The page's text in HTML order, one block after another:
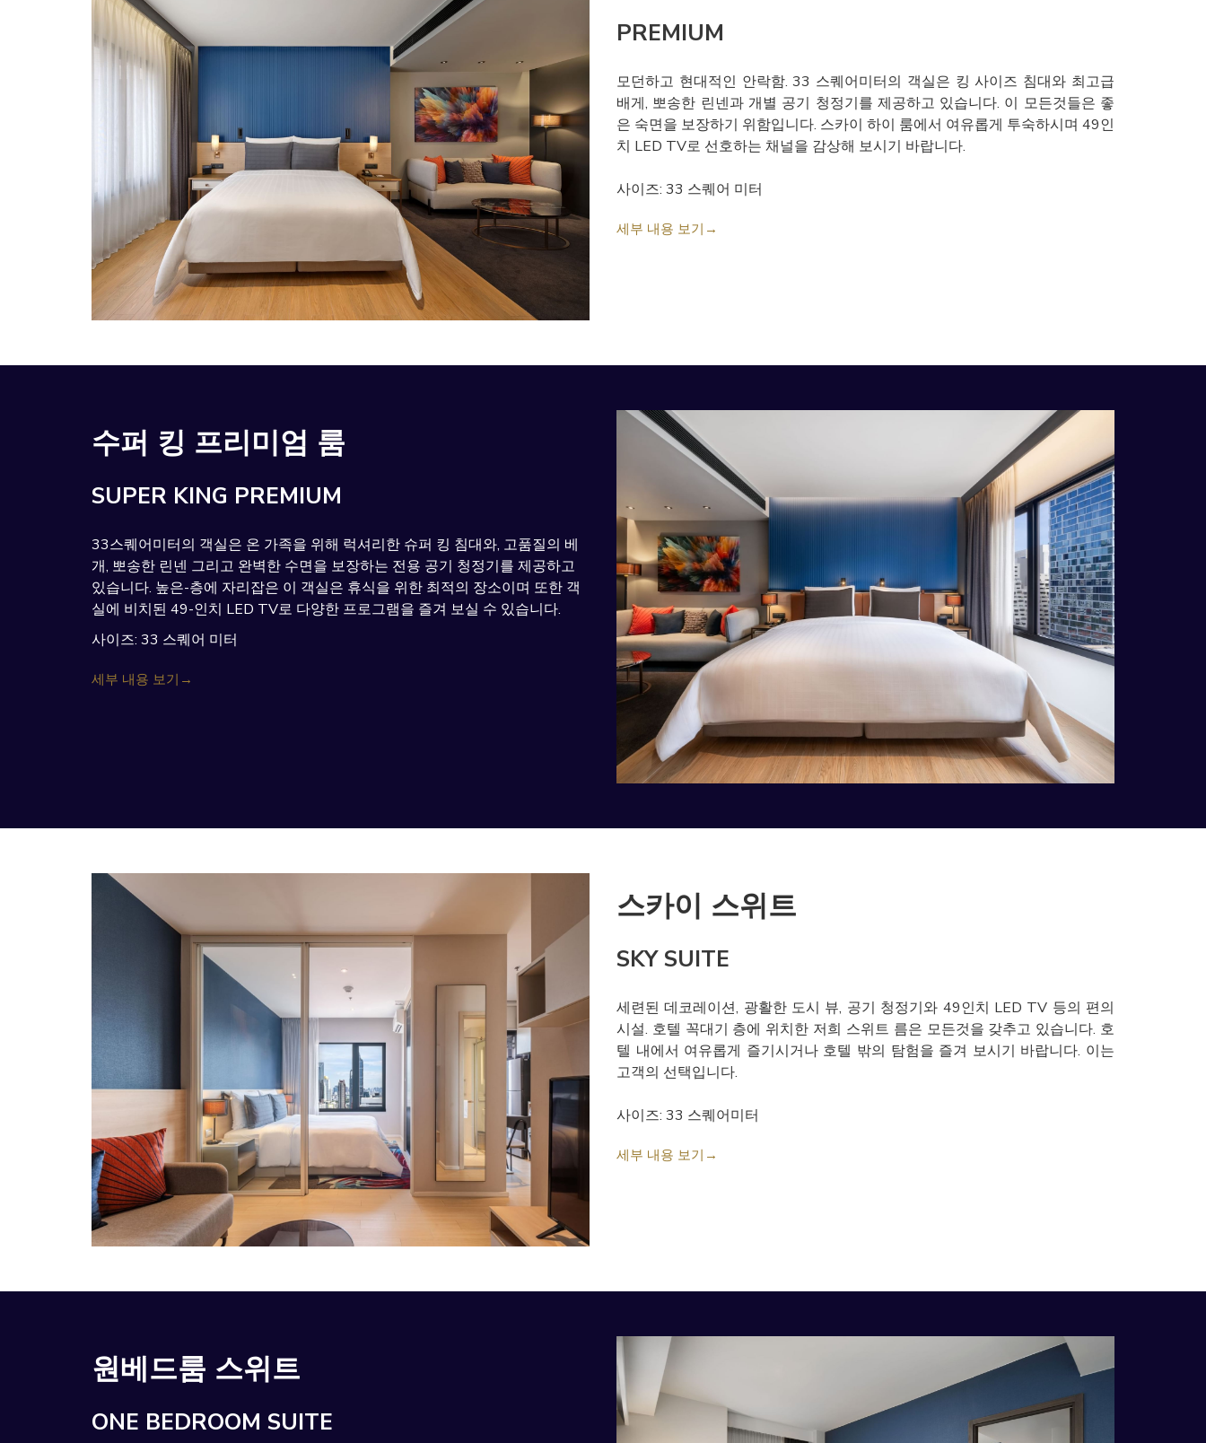
PREMIUM
모던하고 현대적인 안락함. 33 스퀘어미터의 객실은 킹 사이즈 침대와 최고급
배게, 뽀송한 린넨과 개별 공기 청정기를 제공하고 있습니다. 이 모든것들은 좋
은 숙면을 보장하기 위함입니다. 스카이 하이 룸에서 여유롭게 투숙하시며 49인
치 LED TV로 선호하는 채널을 감상해 보시기 바랍니다.
사이즈: 33 스퀘어 미터
세부 내용 보기
수퍼 킹 프리미엄 룸
SUPER KING PREMIUM
33스퀘어미터의 객실은 온 가족을 위해 럭셔리한 슈퍼 킹 침대와, 고품질의 베
개, 뽀송한 린넨 그리고 완벽한 수면을 보장하는 전용 공기 청정기를 제공하고
있습니다. 높은-층에 자리잡은 이 객실은 휴식을 위한 최적의 장소이며 또한 객
실에 비치된 49-인치 LED TV로 다양한 프로그램을 즐겨 보실 수 있습니다.
사이즈: 33 스퀘어 미터
세부 내용 보기
스카이 스위트
SKY SUITE
세련된 데코레이션, 광활한 도시 뷰, 공기 청정기와 49인치 LED TV 등의 편의
시설. 호텔 꼭대기 층에 위치한 저희 스위트 름은 모든것을 갖추고 있습니다. 호
텔 내에서 여유롭게 즐기시거나 호텔 밖의 탐험을 즐겨 보시기 바랍니다. 이는
고객의 선택입니다.
사이즈: 33 스퀘어미터
세부 내용 보기
원베드룸 스위트
ONE BEDROOM SUITE